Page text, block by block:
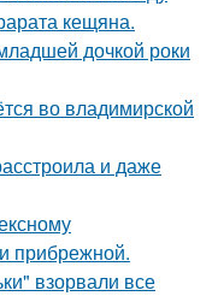
кещяна.
дочкой роки
во владимирской
и даже
прибрежной.
взорвали все